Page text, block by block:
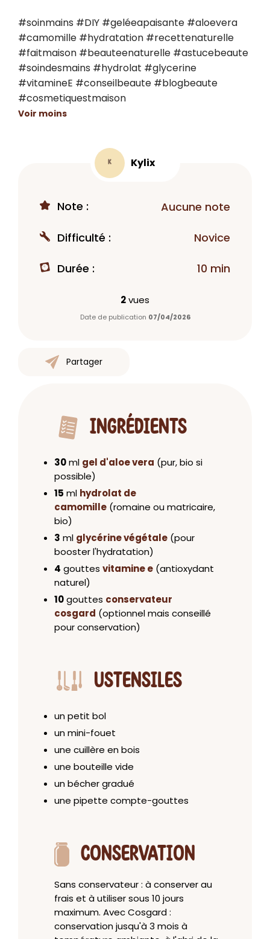
#soinmains #DIY #geléeapaisante #aloevera
#camomille #hydratation #recettenaturelle
#faitmaison #beauteenaturelle #astucebeaute
#soindesmains #hydrolat #glycerine
#vitamineE #conseilbeaute #blogbeaute
#cosmetiquestmaison
Voir moins
K Kylix
Note : Aucune note
Difficulté : Novice
Durée : 10 min
2vues
Date de publication 07/04/2026
Partager
INGRÉDIENTS
30ml gel d'aloe vera (pur, bio si
possible)
15 ml hydrolat de
camomille (romaine ou matricaire,
bio)
3 ml glycérine végétale (pour
booster l'hydratation)
4 gouttes vitamine e (antioxydant
naturel)
10gouttes conservateur
cosgard (optionnel mais conseillé
pour conservation)
USTENSILES
un petit bol
un mini-fouet
une cuillère en bois
une bouteille vide
un bécher gradué
une pipette compte-gouttes
CONSERVATION
Sans conservateur : à conserver au
frais et à utiliser sous 10 jours
maximum. Avec Cosgard :
conservation jusqu'à 3 mois à